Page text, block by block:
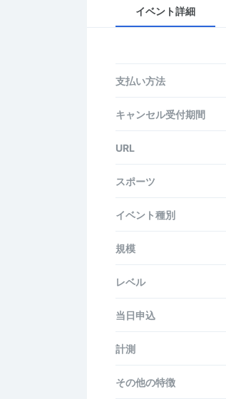
イベント詳細
支払い方法
キャンセル受付期間
URL
スポーツ
イベント種別
規模
レベル
当日申込
計測
その他の特徴